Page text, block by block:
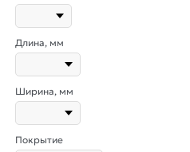
Длина, мм
Ширина, мм
Покрытие